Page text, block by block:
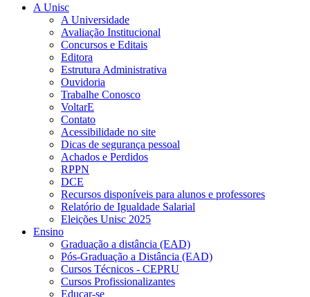
A Unisc
A Universidade
Avaliação Institucional
Concursos e Editais
Editora
Estrutura Administrativa
Ouvidoria
Trabalhe Conosco
VoltarE
Contato
Acessibilidade no site
Dicas de segurança pessoal
Achados e Perdidos
RPPN
DCE
Recursos disponíveis para alunos e professores
Relatório de Igualdade Salarial
Eleições Unisc 2025
Ensino
Graduação a distância (EAD)
Pós-Graduação a Distância (EAD)
Cursos Técnicos - CEPRU
Cursos Profissionalizantes
Educar-se